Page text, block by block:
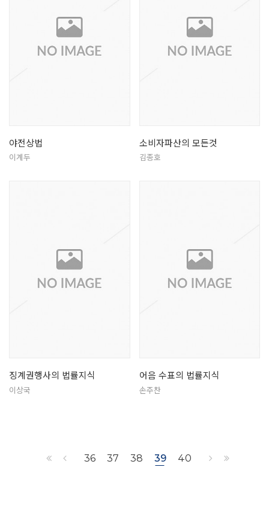
야전상법
이계두
소비자파산의 모든것
김종호
징계권행사의 법률지식
이상국
어음 수표의 법률지식
손주찬
36 37 38 39 40